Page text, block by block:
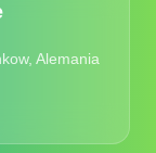
Alemania